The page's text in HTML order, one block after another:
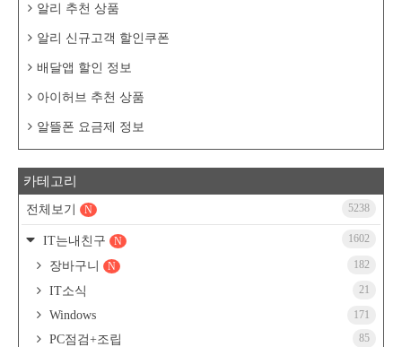
알리 추천 상품
알리 신규고객 할인쿠폰
배달앱 할인 정보
아이허브 추천 상품
알뜰폰 요금제 정보
카테고리
전체보기 5238
N
IT는내친구 1602
N
장바구니 182
N
IT소식 21
Windows 171
PC점검+조립 85